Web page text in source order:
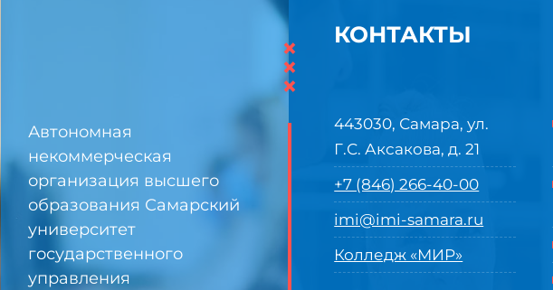
Автономная
некоммерческая
организация высшего
образования Самарский
университет
государственного
управления
×
×
×
КОНТАКТЫ
443030, Самара, ул.
Г.С. Аксакова, д. 21
+7 (846) 266-40-00
imi@imi-samara.ru
Колледж «МИР»